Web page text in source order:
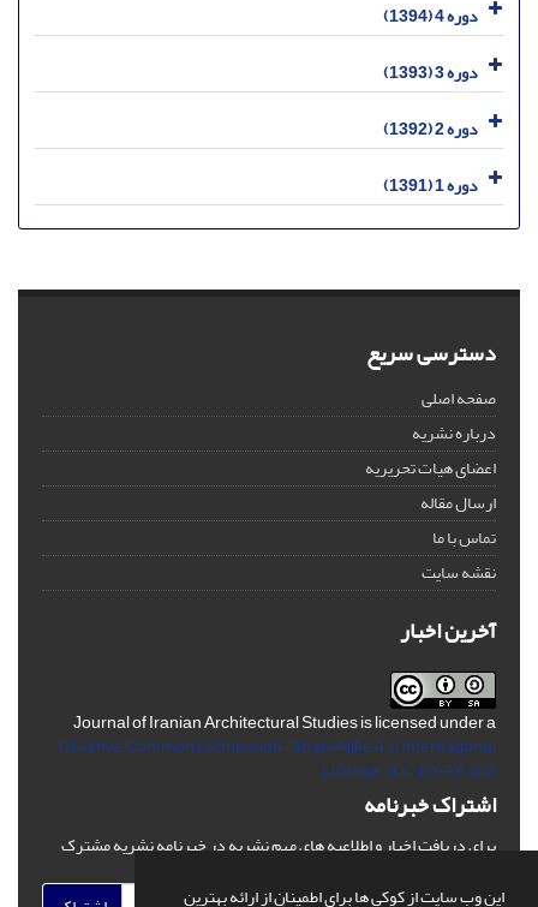
این وب سایت از کوکی ها برای اطمینان از ارائه بهترین
دوره 4 (1394)
دوره 3 (1393)
دوره 2 (1392)
دوره 1 (1391)
دسترسی سریع
صفحه اصلی
درباره نشریه
اعضای هیات تحریریه
ارسال مقاله
تماس با ما
نقشه سایت
آخرین اخبار
Journal of Iranian Architectural Studies is licensed under a
Creative Commons Attribution-ShareAlike 4.0 International
License. (CC BY-AA 4.0)
اشتراک خبرنامه
برای دریافت اخبار و اطلاعیه های مهم نشریه در خبرنامه نشریه مشترک